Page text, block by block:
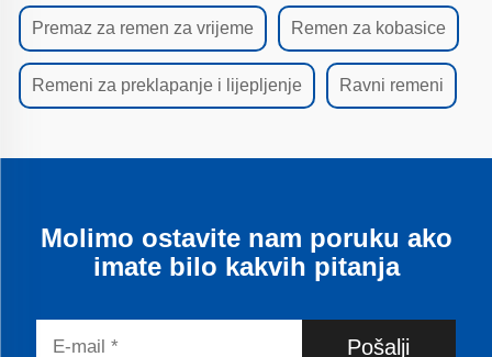
Premaz za remen za vrijeme Remen za kobasice
Remeni za preklapanje i lijepljenje Ravni remeni
Molimo ostavite nam poruku ako
imate bilo kakvih pitanja
Pošalji